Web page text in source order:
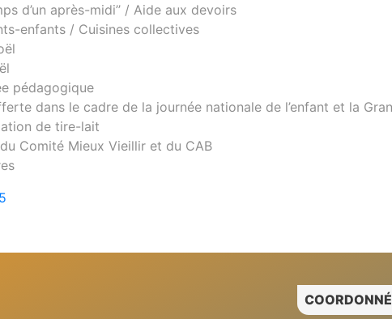
d’un après-midi’’ / Aide aux devoirs
enfants / Cuisines collectives
pédagogique
dans le cadre de la journée nationale de l’enfant et la
de tire-lait
Comité Mieux Vieillir et du CAB